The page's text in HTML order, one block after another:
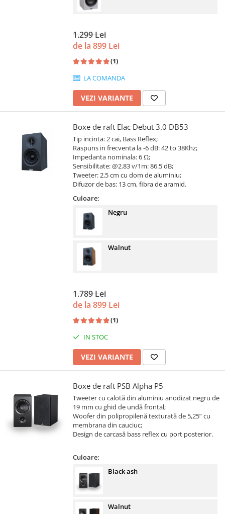
1.299 Lei
de la 899 Lei
(1)
LA COMANDA
VEZI VARIANTE
Boxe de raft Elac Debut 3.0 DB53
Tip incinta: 2 cai, Bass Reflex;
Raspuns in frecventa la -6 dB: 42 to 38Khz;
Impedanta nominala: 6 Ω;
Sensibilitate: @2.83 v/1m: 86.5 dB;
Tweeter: 2,5 cm cu dom de aluminiu;
Difuzor de bas: 13 cm, fibra de aramid.
Culoare:
Negru
Walnut
1.789 Lei
de la 899 Lei
(1)
IN STOC
VEZI VARIANTE
Boxe de raft PSB Alpha P5
Tweeter cu calotă din aluminiu anodizat negru de
19 mm cu ghid de undă frontal;
Woofer din polipropilenă texturată de 5,25” cu
membrana din cauciuc;
Design de carcasă bass reflex cu port posterior.
Culoare:
Black ash
Walnut